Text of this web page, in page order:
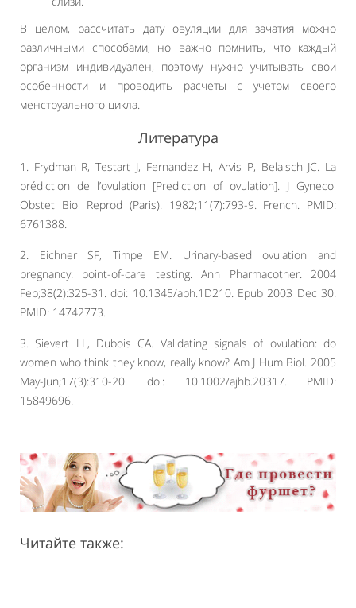
В целом, рассчитать дату овуляции для зачатия можно
различными способами, но важно помнить, что каждый
организм индивидуален, поэтому нужно учитывать свои
особенности и проводить расчеты с учетом своего
менструального цикла.
Литература
1. Frydman R, Testart J, Fernandez H, Arvis P, Belaisch JC. La
prédiction de l’ovulation [Prediction of ovulation]. J Gynecol
Obstet Biol Reprod (Paris). 1982;11(7):793-9. French. PMID:
6761388.
2. Eichner SF, Timpe EM. Urinary-based ovulation and
pregnancy: point-of-care testing. Ann Pharmacother. 2004
Feb;38(2):325-31. doi: 10.1345/aph.1D210. Epub 2003 Dec 30.
PMID: 14742773.
3. Sievert LL, Dubois CA. Validating signals of ovulation: do
women who think they know, really know? Am J Hum Biol. 2005
May-Jun;17(3):310-20. doi: 10.1002/ajhb.20317. PMID:
15849696.
Читайте также: